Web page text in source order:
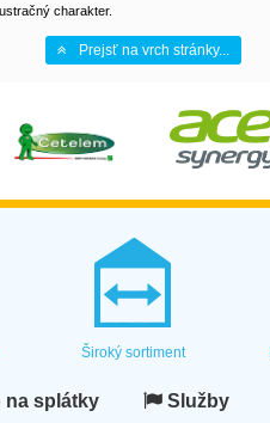
charakter.
Prejsť na vrch stránky...
Široký sortiment
splátky Služby